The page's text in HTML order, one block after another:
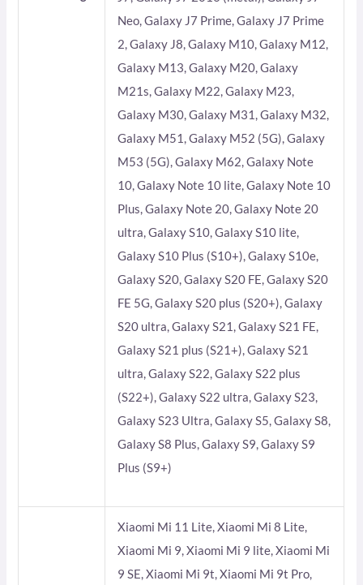
Neo, Galaxy J7 Prime, Galaxy J7 Prime
2, Galaxy J8, Galaxy M10, Galaxy M12,
Galaxy M13, Galaxy M20, Galaxy
M21s, Galaxy M22, Galaxy M23,
Galaxy M30, Galaxy M31, Galaxy M32,
Galaxy M51, Galaxy M52 (5G), Galaxy
M53 (5G), Galaxy M62, Galaxy Note
10, Galaxy Note 10 lite, Galaxy Note 10
Plus, Galaxy Note 20, Galaxy Note 20
ultra, Galaxy S10, Galaxy S10 lite,
Galaxy S10 Plus (S10+), Galaxy S10e,
Galaxy S20, Galaxy S20 FE, Galaxy S20
FE 5G, Galaxy S20 plus (S20+), Galaxy
S20 ultra, Galaxy S21, Galaxy S21 FE,
Galaxy S21 plus (S21+), Galaxy S21
ultra, Galaxy S22, Galaxy S22 plus
(S22+), Galaxy S22 ultra, Galaxy S23,
Galaxy S23 Ultra, Galaxy S5, Galaxy S8,
Galaxy S8 Plus, Galaxy S9, Galaxy S9
Plus (S9+)
Xiaomi Mi 11 Lite, Xiaomi Mi 8 Lite,
Xiaomi Mi 9, Xiaomi Mi 9 lite, Xiaomi Mi
9 SE, Xiaomi Mi 9t, Xiaomi Mi 9t Pro,